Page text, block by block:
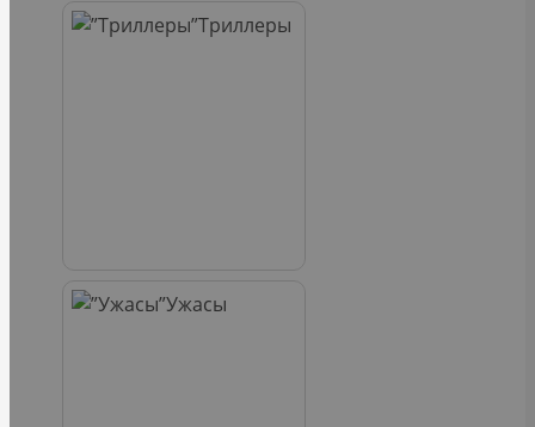
Триллеры
Ужасы